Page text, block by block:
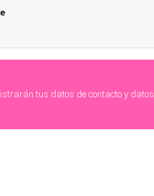
tus datos de contacto y datos